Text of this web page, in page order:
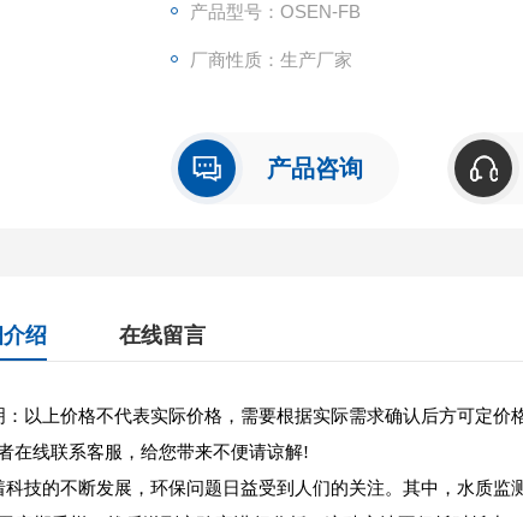
产品型号：OSEN-FB
厂商性质：生产厂家
产品咨询
绍 在线留言
以上价格不代表实际价格，需要根据实际需求确认后方可定价
在线联系客服，给您带来不便请谅解!
技的不断发展，环保问题日益受到人们的关注。其中，水质监